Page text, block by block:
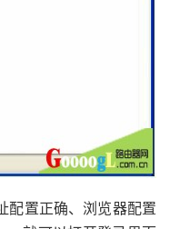
配置正确、浏览器配置